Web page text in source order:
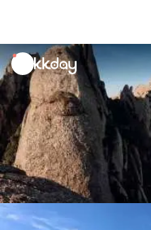
unread
notifications